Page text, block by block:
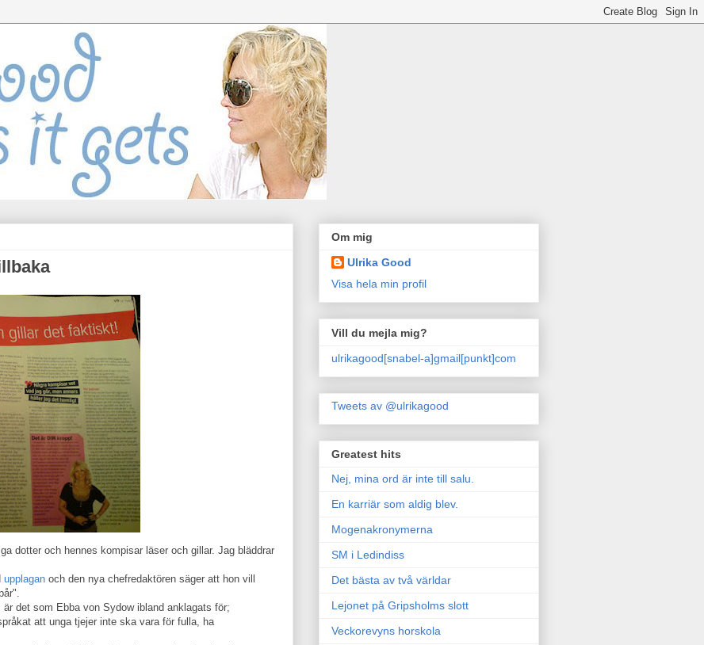
dotter och hennes kompisar läser och gillar. Jag bläddrar
upplagan och den nya chefredaktören säger att hon vill
det som Ebba von Sydow ibland anklagats för;
att unga tjejer inte ska vara för fulla, ha
Om mig
Ulrika Good
Visa hela min profil
Vill du mejla mig?
ulrikagood[snabel-a]gmail[punkt]com
Tweets av @ulrikagood
Greatest hits
Nej, mina ord är inte till salu.
En karriär som aldig blev.
Mogenakronymerna
SM i Ledindiss
Det bästa av två världar
Lejonet på Gripsholms slott
Veckorevyns horskola